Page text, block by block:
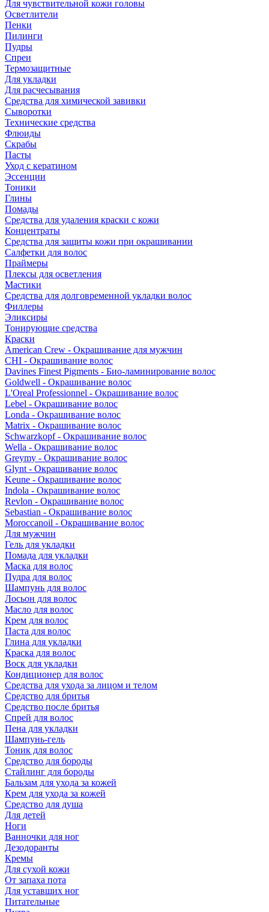
Для чувствительной кожи головы
Осветлители
Пенки
Пилинги
Пудры
Спреи
Термозащитные
Для укладки
Для расчесывания
Средства для химической завивки
Сыворотки
Технические средства
Флюиды
Скрабы
Пасты
Уход с кератином
Эссенции
Тоники
Глины
Помады
Средства для удаления краски с кожи
Концентраты
Средства для защиты кожи при окрашивании
Салфетки для волос
Праймеры
Плексы для осветления
Мастики
Средства для долговременной укладки волос
Филлеры
Эликсиры
Тонирующие средства
Краски
American Crew - Окрашивание для мужчин
CHI - Окрашивание волос
Davines Finest Pigments - Био-ламинирование волос
Goldwell - Окрашивание волос
L'Oreal Professionnel - Окрашивание волос
Lebel - Окрашивание волос
Londa - Окрашивание волос
Matrix - Окрашивание волос
Schwarzkopf - Окрашивание волос
Wella - Окрашивание волос
Greymy - Окрашивание волос
Glynt - Окрашивание волос
Keune - Окрашивание волос
Indola - Окрашивание волос
Revlon - Окрашивание волос
Sebastian - Окрашивание волос
Moroccanoil - Окрашивание волос
Для мужчин
Гель для укладки
Помада для укладки
Маска для волос
Пудра для волос
Шампунь для волос
Лосьон для волос
Масло для волос
Крем для волос
Паста для волос
Глина для укладки
Краска для волос
Воск для укладки
Кондиционер для волос
Средства для ухода за лицом и телом
Средство для бритья
Средство после бритья
Спрей для волос
Пена для укладки
Шампунь-гель
Тоник для волос
Средство для бороды
Стайлинг для бороды
Бальзам для ухода за кожей
Крем для ухода за кожей
Средство для душа
Для детей
Ноги
Ванночки для ног
Дезодоранты
Кремы
Для сухой кожи
От запаха пота
Для уставших ног
Питательные